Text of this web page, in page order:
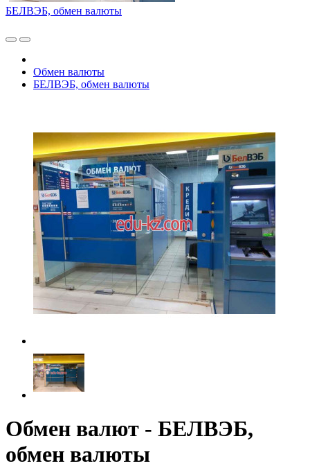
БЕЛВЭБ, обмен валюты
Обмен валюты
БЕЛВЭБ, обмен валюты
Обмен валют - БЕЛВЭБ,
обмен валюты